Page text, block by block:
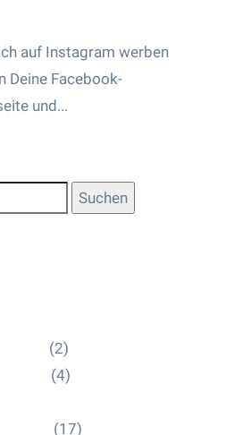
auf Instagram werben
Deine Facebook-
und...
(2)
(4)
(17)